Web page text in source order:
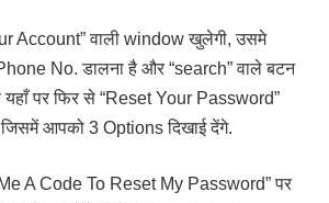
Account” वाली window खुलेगी, उसमे
No. डालना है और “search” वाले बटन
पर फिर से “Reset Your Password”
आपको 3 Options दिखाई देंगे.
A Code To Reset My Password” पर